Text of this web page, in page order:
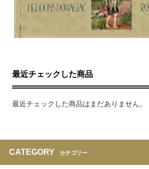
最近チェックした商品
最近チェックした商品はまだありません。
CATEGORY カテゴリー